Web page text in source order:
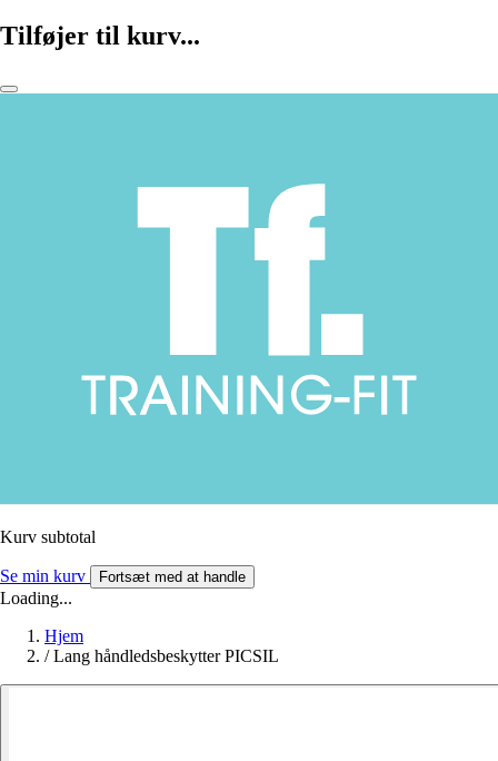
Tilføjer til kurv...
Kurv subtotal
Se min kurv Fortsæt med at handle
Loading...
Hjem
/ Lang håndledsbeskytter PICSIL